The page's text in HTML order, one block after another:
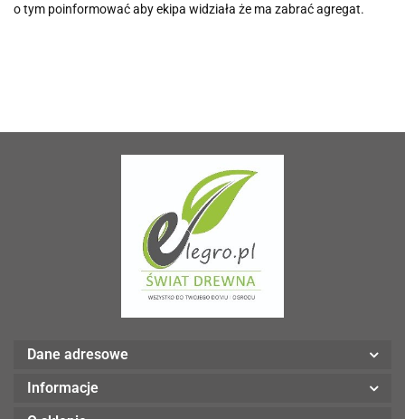
o tym poinformować aby ekipa widziała że ma zabrać agregat.
Dane adresowe
Informacje